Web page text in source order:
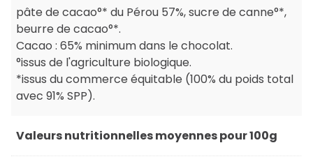
pâte de cacao°* du Pérou 57%, sucre de canne°*,
beurre de cacao°*.
Cacao : 65% minimum dans le chocolat.
°issus de l'agriculture biologique.
*issus du commerce équitable (100% du poids total
avec 91% SPP).
Valeurs nutritionnelles moyennes pour 100g